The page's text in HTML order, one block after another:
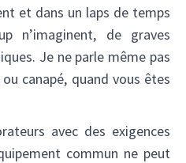
et dans un laps de temps
n’imaginent, de graves
Je ne parle même pas
canapé, quand vous êtes
avec des exigences
commun ne peut